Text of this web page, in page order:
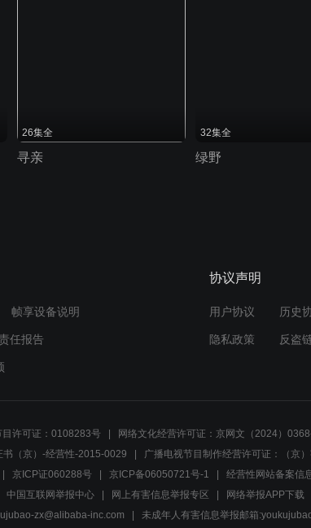
26集全
寻亲
32集全
绿野
帧享设备说明
任报告
协议声明
用户协议 历史
隐私政策 反盗
许可证：0108283号 网络文化经营许可证：京网文（2024）
（京）-经营性-2015-0029
广播电视节目制作经营许可证：（京
京ICP证060288号 京ICP备06050721号-1 经营性网站备案信
中国互联网举报中心 网上有害信息举报专区 网络举报APP下载
zx@alibaba-inc.com
未成年人有害信息举报邮箱